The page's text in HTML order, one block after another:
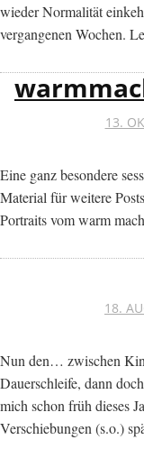
wieder Normalität
vergangenen Wochen.
13.
Eine ganz besondere
Material für weitere
Portraits vom warm
18.
Nun den… zwischen
Dauerschleife, dann
mich schon früh dieses
Verschiebungen (s.o.)